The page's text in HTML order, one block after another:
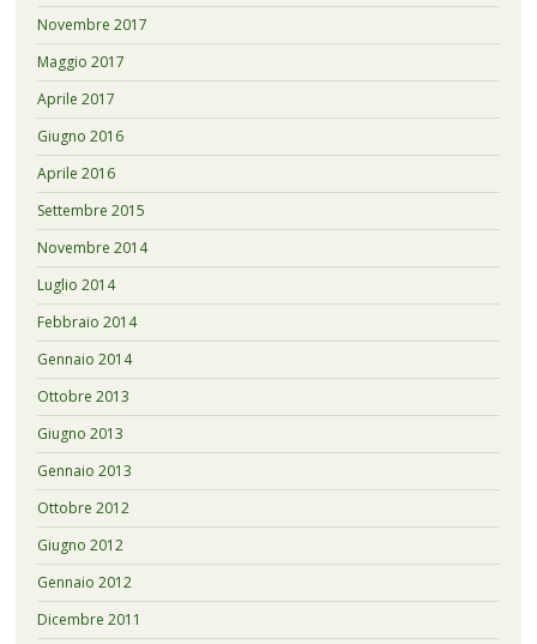
Novembre 2017
Maggio 2017
Aprile 2017
Giugno 2016
Aprile 2016
Settembre 2015
Novembre 2014
Luglio 2014
Febbraio 2014
Gennaio 2014
Ottobre 2013
Giugno 2013
Gennaio 2013
Ottobre 2012
Giugno 2012
Gennaio 2012
Dicembre 2011